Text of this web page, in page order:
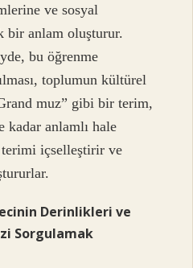
ve sosyal
bir anlam oluşturur.
bu öğrenme
toplumun kültürel
muz” gibi bir terim,
kadar anlamlı hale
içselleştirir ve
Derinlikleri ve
Sorgulamak